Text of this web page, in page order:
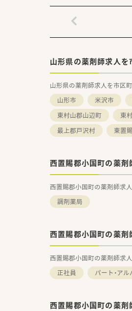
山形県の薬剤師求人を
山形県の薬剤師求人を市区
山形市
米沢市
東村山郡山辺町
東
最上郡戸沢村
東置
西置賜郡小国町の薬
西置賜郡小国町の薬剤師求
調剤薬局
西置賜郡小国町の薬
西置賜郡小国町の薬剤師求
正社員
パート・ア
西置賜郡小国町の薬